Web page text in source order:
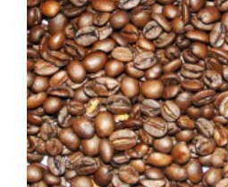
MÉLANGE ST-ÉXUPÉRY